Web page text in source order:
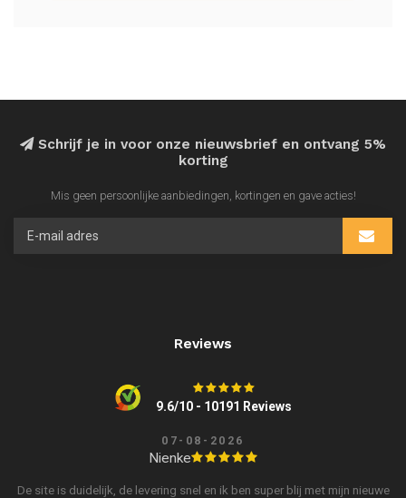
Schrijf je in voor onze nieuwsbrief en ontvang 5%
korting
Mis geen persoonlijke aanbiedingen, kortingen en gave acties!
Reviews
9.6/10 - 10191 Reviews
07-08-2026
Nienke
De site is duidelijk, de levering snel en ik ben super blij met mijn nieuwe